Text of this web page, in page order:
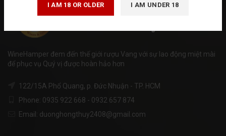
I AM 18 OR OLDER I AM UNDER 18
WineHamper đem đến thế giới rượu Vang với sự lao động miệt mài
để phục vụ Quý vị được hoàn hảo hơn
122/15A Phổ Quang, p. Đức Nhuận - TP. HCM
Phone: 0935 922 668 - 0932 657 874
Email: duonghongthuy2408@gmail.com